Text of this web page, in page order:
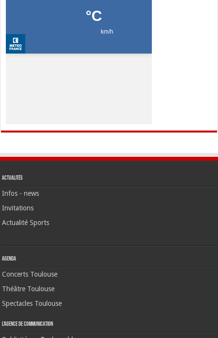
Actualités
Infos - news
Invitations
Actualité Sports
Agenda
Concerts Toulouse
Théâtre Toulouse
Spectacles Toulouse
L’agence de communication